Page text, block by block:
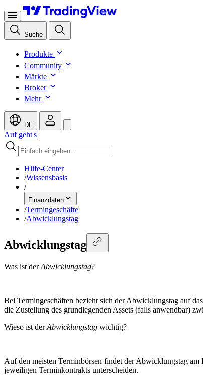
Suche
Produkte
Community
Märkte
Broker
Mehr
DE
Auf geht's
Hilfe-Center
/Wissensbasis
/
Finanzdaten
/Termingeschäfte
/Abwicklungstag
Abwicklungstag
Was ist derAbwicklungstag?
Bei Termingeschäften bezieht sich der Abwicklungstag auf
die Zustellung des grundlegenden Assets (falls anwendbar)
Wieso ist derAbwicklungstag wichtig?
Auf den meisten Terminbörsen findet der Abwicklungstag
jeweiligen Terminkontrakts unterscheiden.